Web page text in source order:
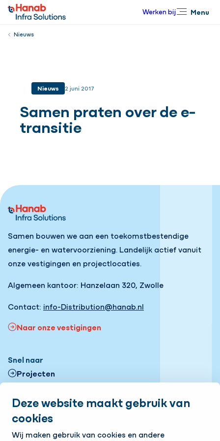
Deze website maakt gebruik van
cookies
Wij maken gebruik van cookies en andere
Werken bij Menu
Nieuws
Nieuws 2 juni 2017
Samen praten over de e-
transitie
Samen bouwen we aan een toekomstbestendige
energie- en watervoorziening. Landelijk actief vanuit
onze vestigingen en projectlocaties.
Algemeen kantoor: Hanzelaan 320, Zwolle
Contact: info-Distribution@hanab.nl
Naar onze vestigingen
Snel naar
Projecten
Onze vestigingen
Volg ons
Sluiten